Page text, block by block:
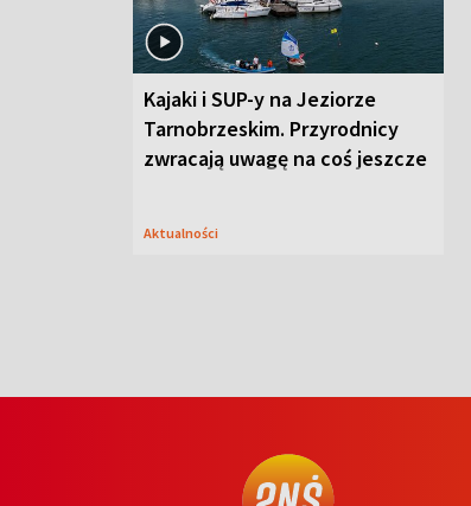
Kajaki i SUP-y na Jeziorze
Tarnobrzeskim. Przyrodnicy
zwracają uwagę na coś jeszcze
Aktualności